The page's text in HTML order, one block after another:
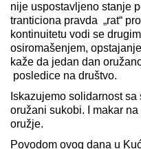
nije uspostavljeno stanje
tranticiona pravda „rat“
kontinuitetu vodi se
osiromašenjem,
kaže da jedan dan
posledice na društvo.
Iskazujemo solidarnost
oružani sukobi. I makar
oružje.
Povodom ovog dana u